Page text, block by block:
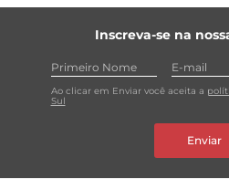
Inscreva-se na
Ao clicar em Enviar você aceita a
Sul
Enviar